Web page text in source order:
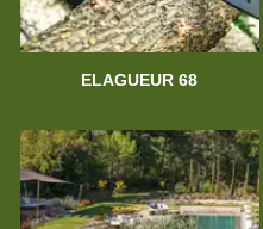
ELAGUEUR 68